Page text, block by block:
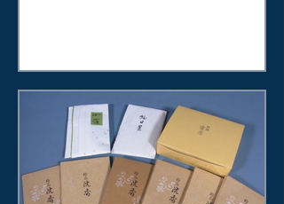
書、古道具などをお取り扱いさせてい
た...